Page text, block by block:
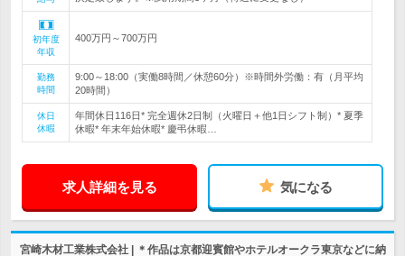
初年度
年収
400万円～700万円
勤務
時間
9:00～18:00（実働8時間／休憩60分）※時間外労働：有（月平均
20時間）
休日
休暇
年間休日116日* 完全週休2日制（火曜日＋他1日シフト制）* 夏季
休暇* 年末年始休暇* 慶弔休暇…
求人詳細を見る 気になる
宮崎木材工業株式会社 | ＊作品は京都迎賓館やホテルオークラ東京などに納